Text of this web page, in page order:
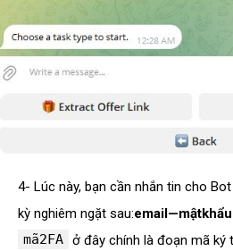
4- Lúc này, bạn cần nhắn tin cho
kỳ nghiêm ngặt sau:
mã2FA ở đây chính là đoạn mã ký